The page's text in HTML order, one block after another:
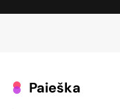
Paieška